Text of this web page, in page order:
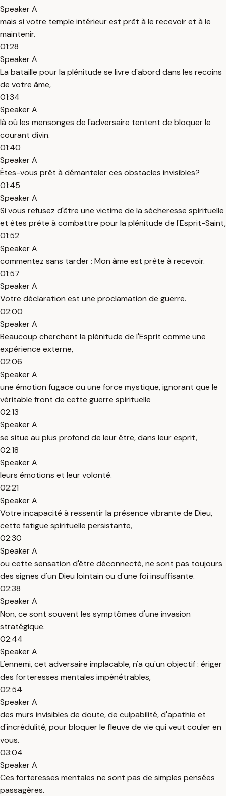
Speaker A
mais si votre temple intérieur est prêt à le recevoir et à le
maintenir.
01:28
Speaker A
La bataille pour la plénitude se livre d'abord dans les recoins
de votre âme,
01:34
Speaker A
là où les mensonges de l'adversaire tentent de bloquer le
courant divin.
01:40
Speaker A
Êtes-vous prêt à démanteler ces obstacles invisibles?
01:45
Speaker A
Si vous refusez d'être une victime de la sécheresse spirituelle
et êtes prête à combattre pour la plénitude de l'Esprit-Saint,
01:52
Speaker A
commentez sans tarder : Mon âme est prête à recevoir.
01:57
Speaker A
Votre déclaration est une proclamation de guerre.
02:00
Speaker A
Beaucoup cherchent la plénitude de l'Esprit comme une
expérience externe,
02:06
Speaker A
une émotion fugace ou une force mystique, ignorant que le
véritable front de cette guerre spirituelle
02:13
Speaker A
se situe au plus profond de leur être, dans leur esprit,
02:18
Speaker A
leurs émotions et leur volonté.
02:21
Speaker A
Votre incapacité à ressentir la présence vibrante de Dieu,
cette fatigue spirituelle persistante,
02:30
Speaker A
ou cette sensation d'être déconnecté, ne sont pas toujours
des signes d'un Dieu lointain ou d'une foi insuffisante.
02:38
Speaker A
Non, ce sont souvent les symptômes d'une invasion
stratégique.
02:44
Speaker A
L'ennemi, cet adversaire implacable, n'a qu'un objectif : ériger
des forteresses mentales impénétrables,
02:54
Speaker A
des murs invisibles de doute, de culpabilité, d'apathie et
d'incrédulité, pour bloquer le fleuve de vie qui veut couler en
vous.
03:04
Speaker A
Ces forteresses mentales ne sont pas de simples pensées
passagères.